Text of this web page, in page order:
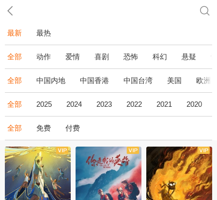
最新 最热
全部 动作 爱情 喜剧 恐怖 科幻 悬疑
全部 中国内地 中国香港 中国台湾 美国 欧洲
全部 2025 2024 2023 2022 2021 2020
全部 免费 付费